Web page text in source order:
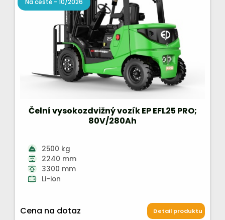
Na cestě - 10/2026
Čelní vysokozdvižný vozík EP EFL25 PRO;
80V/280Ah
2500 kg
2240 mm
3300 mm
Li-ion
Cena na dotaz Detail produktu